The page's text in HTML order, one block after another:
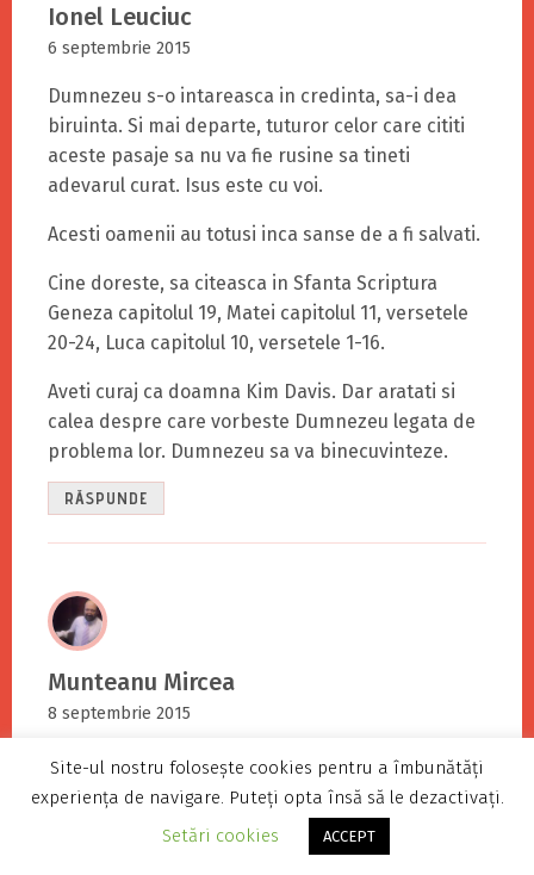
Ionel Leuciuc
6 septembrie 2015
Dumnezeu s-o intareasca in credinta, sa-i dea
biruinta. Si mai departe, tuturor celor care cititi
aceste pasaje sa nu va fie rusine sa tineti
adevarul curat. Isus este cu voi.
Acesti oamenii au totusi inca sanse de a fi salvati.
Cine doreste, sa citeasca in Sfanta Scriptura
Geneza capitolul 19, Matei capitolul 11, versetele
20-24, Luca capitolul 10, versetele 1-16.
Aveti curaj ca doamna Kim Davis. Dar aratati si
calea despre care vorbeste Dumnezeu legata de
problema lor. Dumnezeu sa va binecuvinteze.
RĂSPUNDE
Munteanu Mircea
8 septembrie 2015
Din pacate, doamna notar greseste. Nu i s-a
cerut un act religios, ci un act civil. Era -este-
obligata sa-l dea. Daca refuza, e vorba de
sfidarea Curtii, nerespectarea drepturilor
Site-ul nostru folosește cookies pentru a îmbunătăți
experiența de navigare. Puteți opta însă să le dezactivați.
Setări cookies
ACCEPT